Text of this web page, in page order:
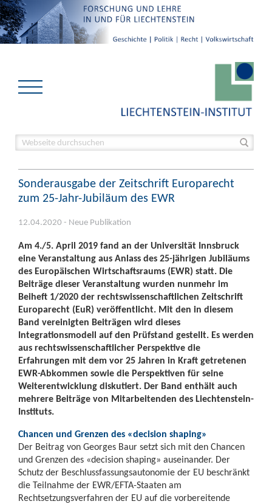
Sonderausgabe der Zeitschrift Europarecht
zum 25-Jahr-Jubiläum des EWR
12.04.2020 - Neue Publikation
Am 4./5. April 2019 fand an der Universität Innsbruck
eine Veranstaltung aus Anlass des 25-jährigen Jubiläums
des Europäischen Wirtschaftsraums (EWR) statt. Die
Beiträge dieser Veranstaltung wurden nunmehr im
Beiheft 1/2020 der rechtswissenschaftlichen Zeitschrift
Europarecht (EuR) veröffentlicht. Mit den in diesem
Band vereinigten Beiträgen wird dieses
Integrationsmodell auf den Prüfstand gestellt. Es werden
aus rechtswissenschaftlicher Perspektive die
Erfahrungen mit dem vor 25 Jahren in Kraft getretenen
EWR-Abkommen sowie die Perspektiven für seine
Weiterentwicklung diskutiert. Der Band enthält auch
mehrere Beiträge von Mitarbeitenden des Liechtenstein-
Instituts.
Chancen und Grenzen des «decision shaping»
Der Beitrag von Georges Baur setzt sich mit den Chancen
und Grenzen des «decision shaping» auseinander. Der
Schutz der Beschlussfassungsautonomie der EU beschränkt
die Teilnahme der EWR/EFTA-Staaten am
Rechtsetzungsverfahren der EU auf die vorbereitende